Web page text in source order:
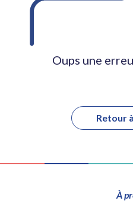
Oups une
Retour
À